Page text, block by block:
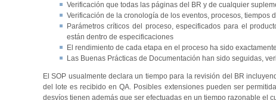
Verificación que todas las páginas del BR y de cualquier
Verificación de la cronología de los eventos, procesos,
Parámetros críticos del proceso, especificados para el
están dentro de especificaciones
El rendimiento de cada etapa en el proceso ha sido
Las Buenas Prácticas de Documentación han sido seguidas,
El SOP usualmente declara un tiempo para la revisión del BR
del lote es recibido en QA. Posibles extensiones pueden ser
desvíos tienen además que ser efectuadas en un tiempo razonable el